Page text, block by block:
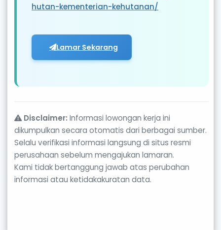
hutan-kementerian-kehutanan/
Lamar Sekarang
Disclaimer: Informasi lowongan kerja ini
dikumpulkan secara otomatis dari berbagai sumber.
Selalu verifikasi informasi langsung di situs resmi
perusahaan sebelum mengajukan lamaran.
Kami tidak bertanggung jawab atas perubahan
informasi atau ketidakakuratan data.